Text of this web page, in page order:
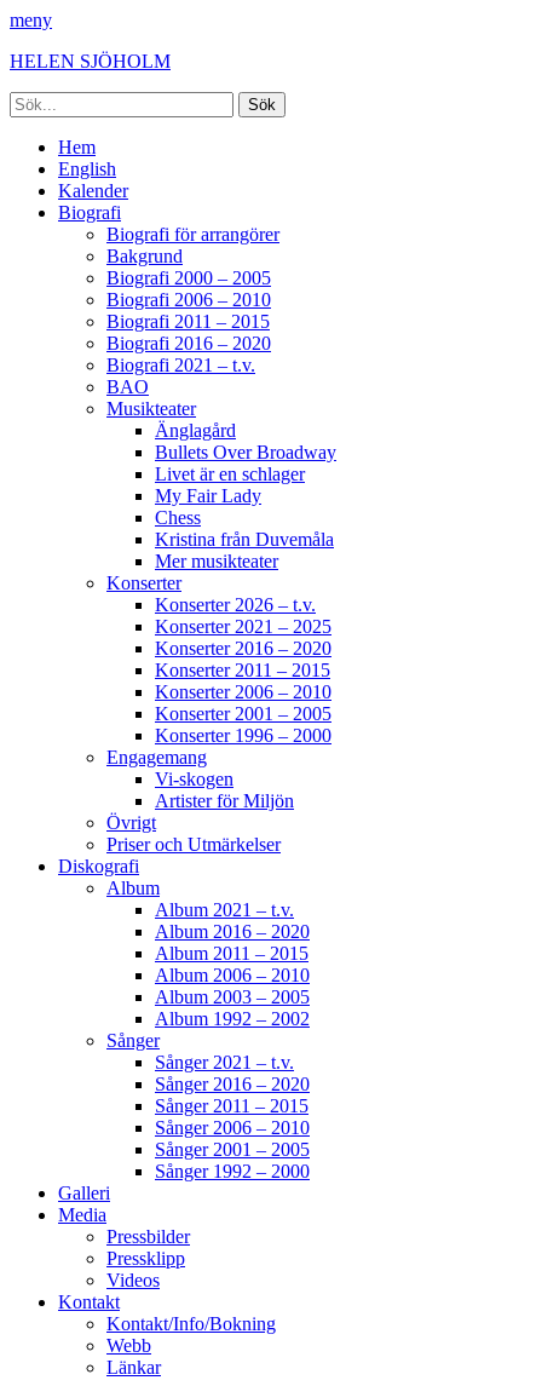
meny
HELEN SJÖHOLM
Sök
efter:
[label]
Primär
meny
Hoppa
innehåll
Hem
English
Kalender
Biografi
Biografi för arrangörer
Bakgrund
Biografi 2000 – 2005
Biografi 2006 – 2010
Biografi 2011 – 2015
Biografi 2016 – 2020
Biografi 2021 – t.v.
BAO
Musikteater
Änglagård
Bullets Over Broadway
Livet är en schlager
My Fair Lady
Chess
Kristina från Duvemåla
Mer musikteater
Konserter
Konserter 2026 – t.v.
Konserter 2021 – 2025
Konserter 2016 – 2020
Konserter 2011 – 2015
Konserter 2006 – 2010
Konserter 2001 – 2005
Konserter 1996 – 2000
Engagemang
Vi-skogen
Artister för Miljön
Övrigt
Priser och Utmärkelser
Diskografi
Album
Album 2021 – t.v.
Album 2016 – 2020
Album 2011 – 2015
Album 2006 – 2010
Album 2003 – 2005
Album 1992 – 2002
Sånger
Sånger 2021 – t.v.
Sånger 2016 – 2020
Sånger 2011 – 2015
Sånger 2006 – 2010
Sånger 2001 – 2005
Sånger 1992 – 2000
Galleri
Media
Pressbilder
Pressklipp
Videos
Kontakt
Kontakt/Info/Bokning
Webb
Länkar